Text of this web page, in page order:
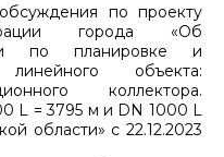
по проекту
города «Об
по планировке и
объекта:
коллектора.
L = 3795 м и DN 1000 L
области» с 22.12.2023